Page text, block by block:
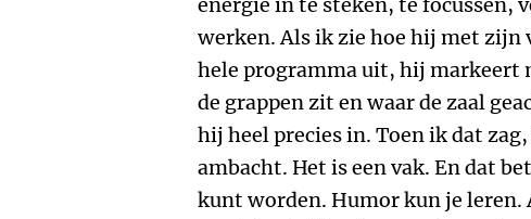
werken. Als ik zie hoe hij met
hele programma uit, hij markeert
de grappen zit en waar de zaal
hij heel precies in. Toen ik dat
ambacht. Het is een vak. En dat
kunt worden. Humor kun je leren.